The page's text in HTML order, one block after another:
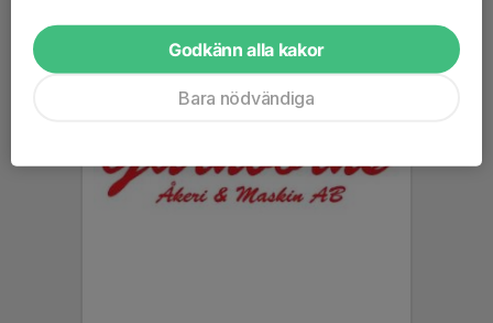
Godkänn alla kakor
Bara nödvändiga